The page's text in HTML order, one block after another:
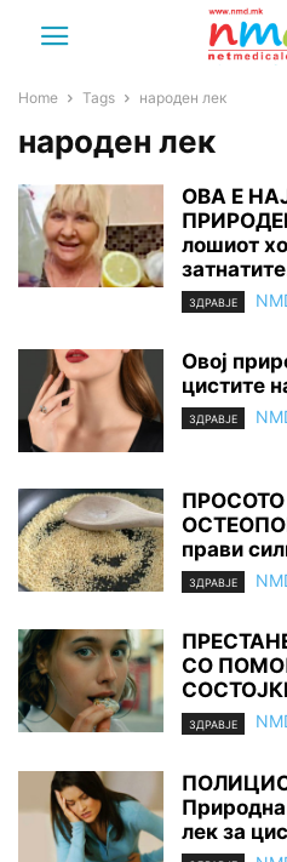
Home Tags народен лек
народен лек
ОВА Е
лошиот
ЗДРАВЈЕ
Овој
цистите
ЗДРАВЈЕ
прави
ЗДРАВЈЕ
СО
ЗДРАВЈЕ
лек за